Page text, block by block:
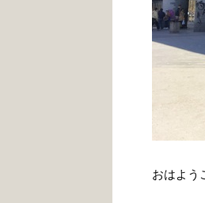
おはよう